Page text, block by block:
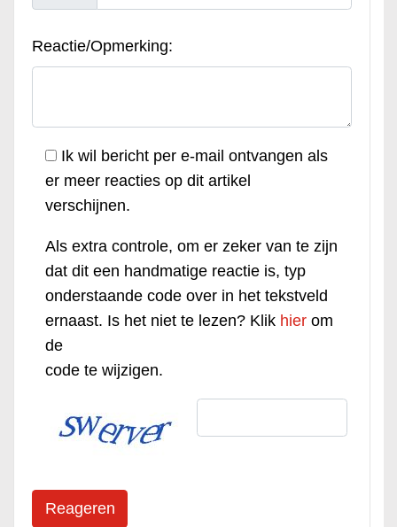
Reactie/Opmerking:
Ik wil bericht per e-mail ontvangen als
er meer reacties op dit artikel
verschijnen.
Als extra controle, om er zeker van te zijn
dat dit een handmatige reactie is, typ
onderstaande code over in het tekstveld
ernaast. Is het niet te lezen? Klik hier om
de
code te wijzigen.